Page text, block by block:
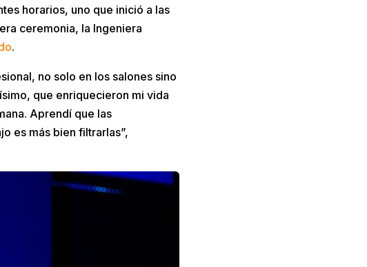
horarios, uno que inició a las
ceremonia, la Ingeniera
.
no solo en los salones sino
que enriquecieron mi vida
Aprendí que las
es más bien filtrarlas”,